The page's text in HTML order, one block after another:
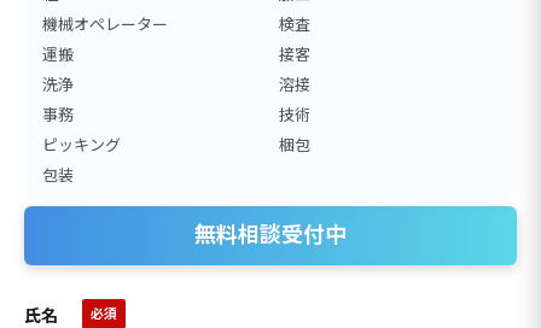
機械オペレーター
検査
運搬
接客
洗浄
溶接
事務
技術
ピッキング
梱包
包装
無料相談受付中
氏名